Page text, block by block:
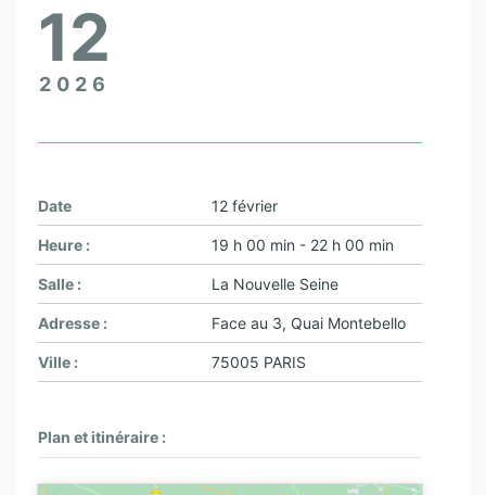
12
2026
Date 12 février
Heure : 19 h 00 min - 22 h 00 min
Salle : La Nouvelle Seine
Adresse : Face au 3, Quai Montebello
Ville : 75005 PARIS
Plan et itinéraire :